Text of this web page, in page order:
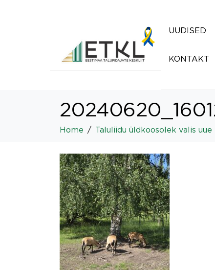
UUDISED
KONTAKT
Home Taluliidu üldkoosolek valis